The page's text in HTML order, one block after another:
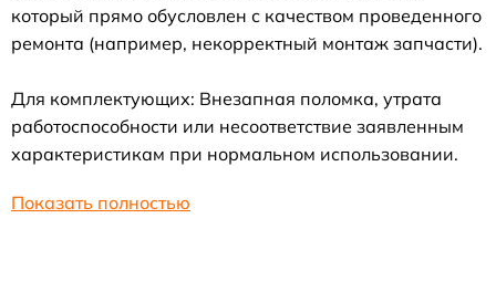
который прямо обусловлен с качеством проведенного
ремонта (например, некорректный монтаж запчасти).
Для комплектующих: Внезапная поломка, утрата
работоспособности или несоответствие заявленным
характеристикам при нормальном использовании.
Показать полностью